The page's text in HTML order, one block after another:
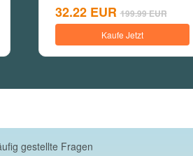
32.22 EUR 199.99EUR
Kaufe Jetzt
gestellte Fragen